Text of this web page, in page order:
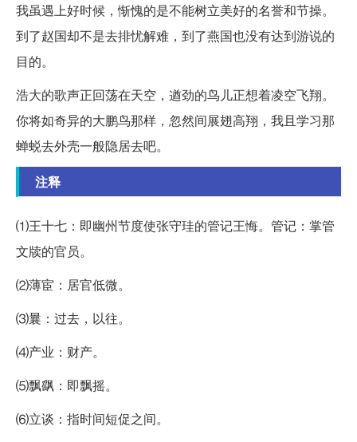
我虽遇上好时候，惭愧的是不能树立美好的名誉和节操。
到了赵国却不是去排忧解难，到了燕国也没有达到游说的
目的。
浩大的歌声正回荡在天空，遒劲的鸟儿正想着凌空飞翔。
你将如奇异的大鹏鸟那样，忽然间展翅高翔，我且学习那
蝉蜕去外壳一般隐居去吧。
注释
⑴王十七：即幽州节度使张守珪的管记王悔。管记：掌管
文牍的官员。
⑵薄宦：居官低微。
⑶曩：过去，以往。
⑷产业：财产。
⑸飘飖：即飘摇。
⑹立谈：指时间短促之间。